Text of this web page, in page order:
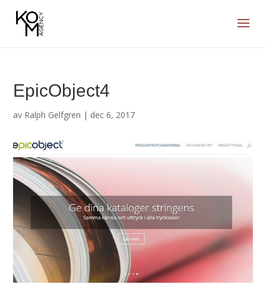
EpicObject4
av Ralph Gelfgren | dec 6, 2017